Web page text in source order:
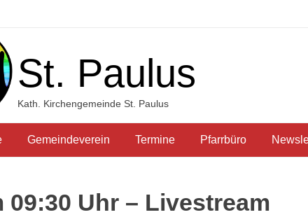
St. Paulus
Kath. Kirchengemeinde St. Paulus
Gemeindeverein Termine Pfarrbüro
Uhr – Livestream